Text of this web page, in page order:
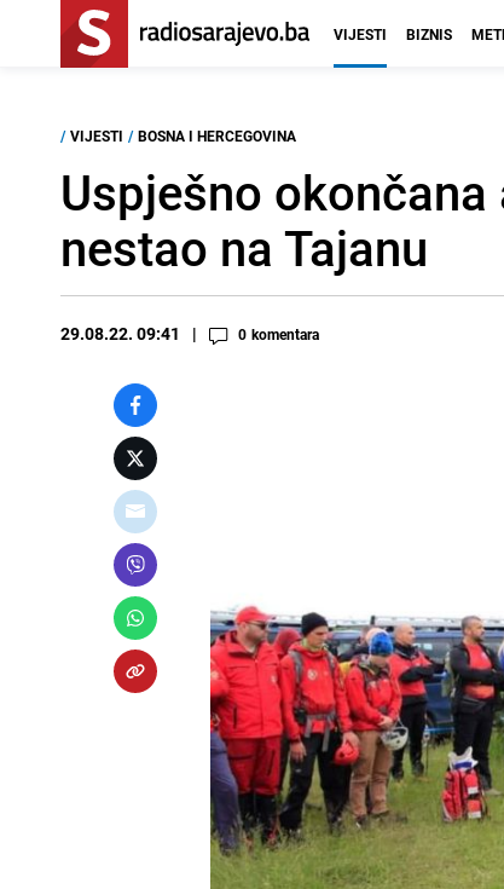
VIJESTI BIZNIS
/ VIJESTI / BOSNA I HERCEGOVINA
Uspješno
nestao na Tajanu
29.08.22. 09:41 0 komentara